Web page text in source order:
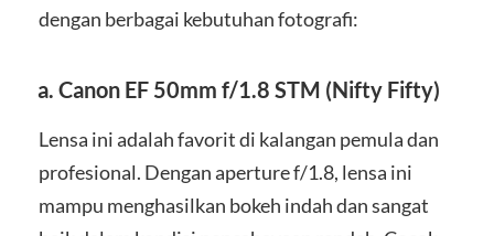
dengan berbagai kebutuhan fotografi:
a. Canon EF 50mm f/1.8 STM (Nifty Fifty)
Lensa ini adalah favorit di kalangan pemula dan
profesional. Dengan aperture f/1.8, lensa ini
mampu menghasilkan bokeh indah dan sangat